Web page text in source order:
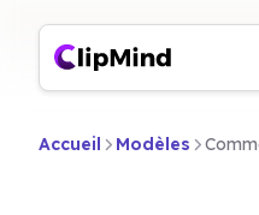
Accueil Modèles